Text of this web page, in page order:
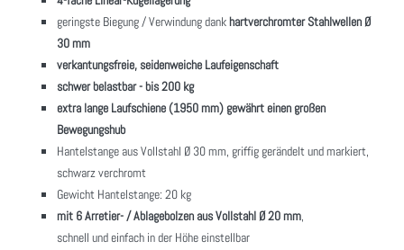
geringste Biegung / Verwindung dankhartverchromter Stahlwellen Ø
30 mm
verkantungsfreie, seidenweiche Laufeigenschaft
schwer belastbar - bis 200 kg
extra lange Laufschiene (1950 mm) gewährt einen großen
Bewegungshub
Hantelstange aus Vollstahl Ø 30 mm, griffig gerändelt und markiert,
schwarz verchromt
Gewicht Hantelstange: 20 kg
mit 6 Arretier- / Ablagebolzen aus Vollstahl Ø 20 mm,
schnell und einfach in der Höhe einstellbar